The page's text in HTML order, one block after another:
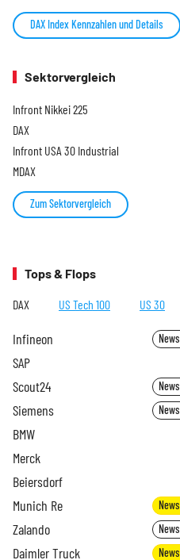
DAX Index Kennzahlen und Details
Sektorvergleich
Infront Nikkei 225
DAX
Infront USA 30 Industrial
MDAX
Zum Sektorvergleich
Tops & Flops
DAX US Tech 100 US 30
Infineon News
SAP
Scout24 News
Siemens News
BMW
Merck
Beiersdorf
Munich Re News
Zalando News
Daimler Truck News